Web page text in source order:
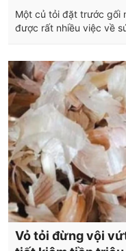
Một củ tỏi đặt trước gối
được rất nhiều việc về
Vỏ tỏi đừng vội